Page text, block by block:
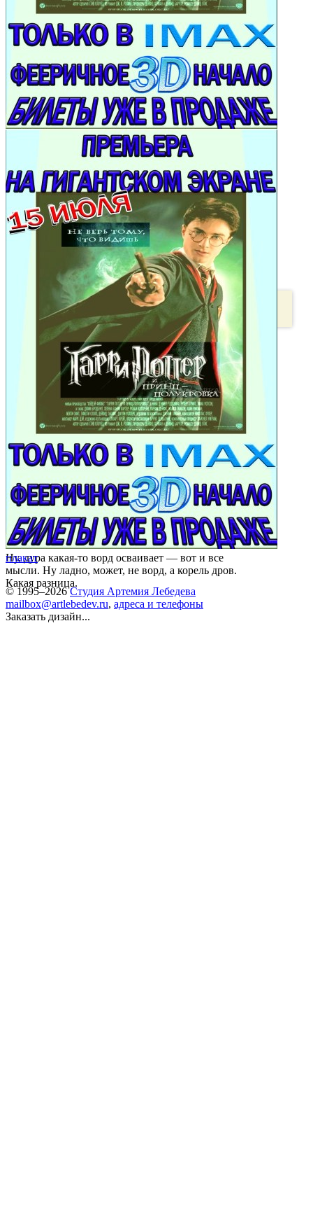
Ну, дура какая-то ворд осваивает — вот и все
мысли. Ну ладно, может, не ворд, а корель дров.
Какая разница.
плакат
© 1995–2026 Студия Артемия Лебедева
mailbox@artlebedev.ru, адреса и телефоны
Заказать дизайн...